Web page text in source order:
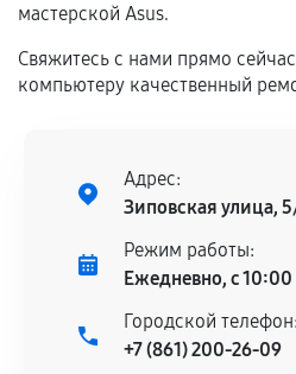
При этом гарантия на сами
продавца. За качество
мастерской Asus.
Свяжитесь с нами прямо
компьютеру качественный
Адрес:
Зиповская улица,
Режим работы:
Ежедневно, с
Городской телефон:
+7 (861) 200-26-09